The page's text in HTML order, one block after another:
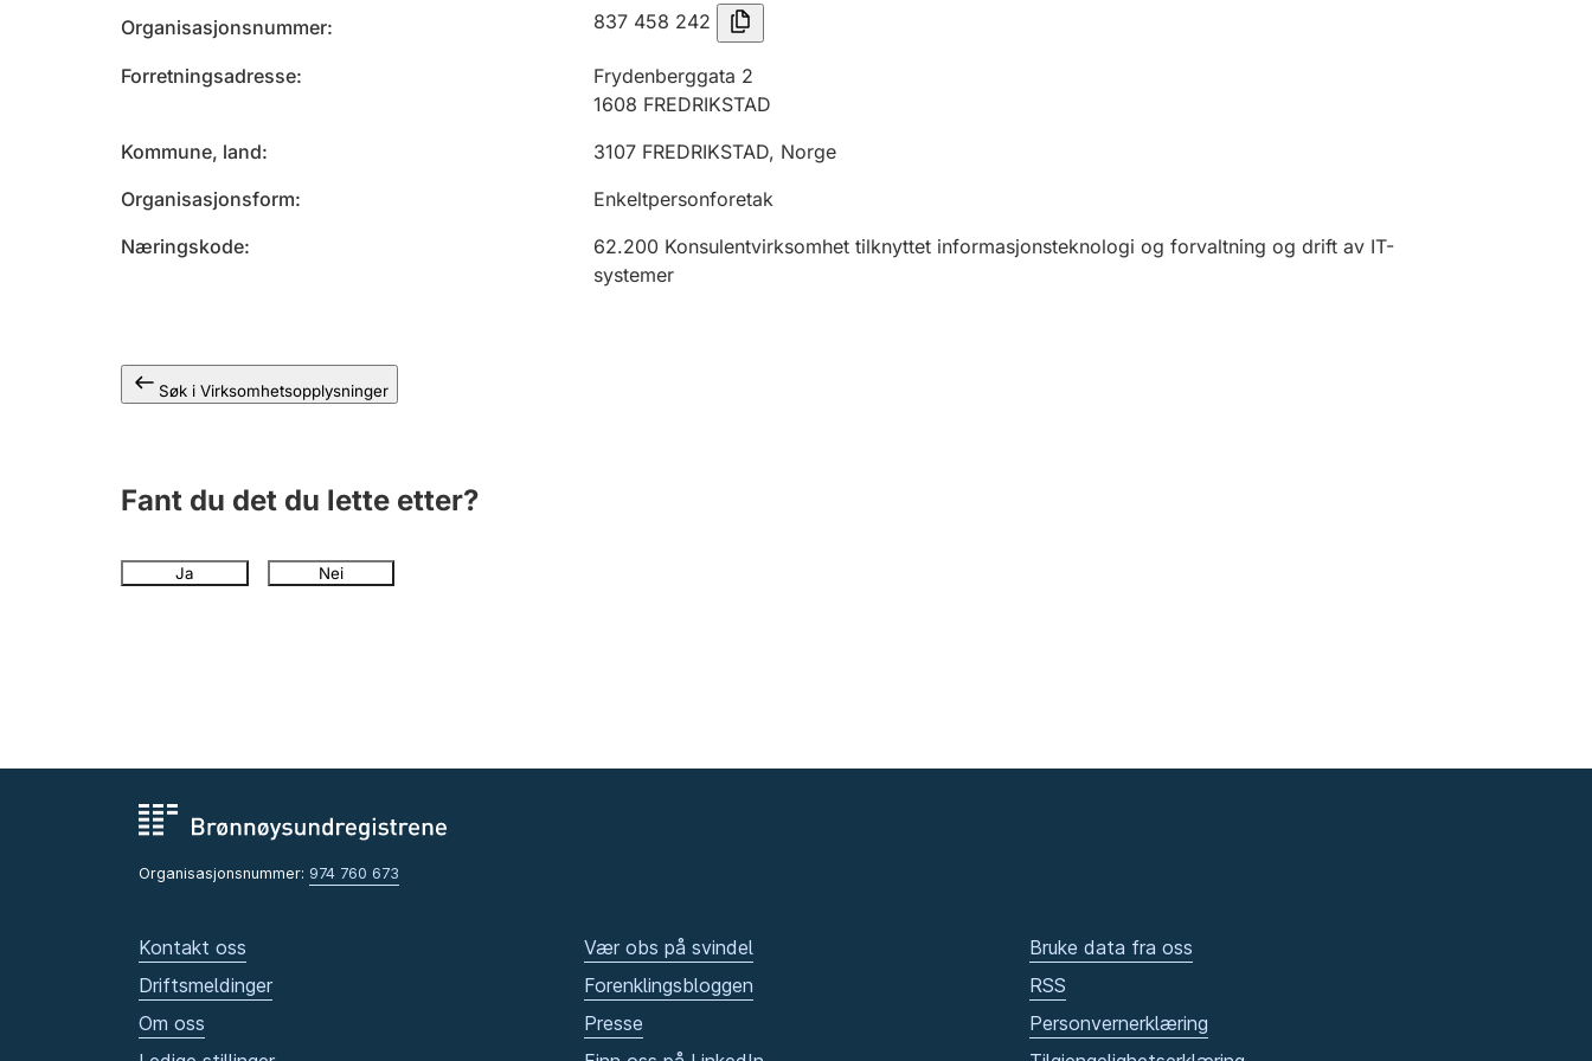
Organisasjonsnummer 837 458 242
Forretningsadresse
Frydenberggata 2
1608 FREDRIKSTAD
Kommune, land
3107 FREDRIKSTAD, Norge
Organisasjonsform
Enkeltpersonforetak
Næringskode
62.200 Konsulentvirksomhet tilknyttet informasjonsteknologi og forvaltning og drift av IT-
systemer
Søk i Virksomhetsopplysninger
Fant du det du lette etter?
Ja Nei
Organisasjonsnummer: 974 760 673
Kontakt oss
Driftsmeldinger
Om oss
Vær obs på svindel
Forenklingsbloggen
Presse
Bruke data fra oss
RSS
Personvernerklæring